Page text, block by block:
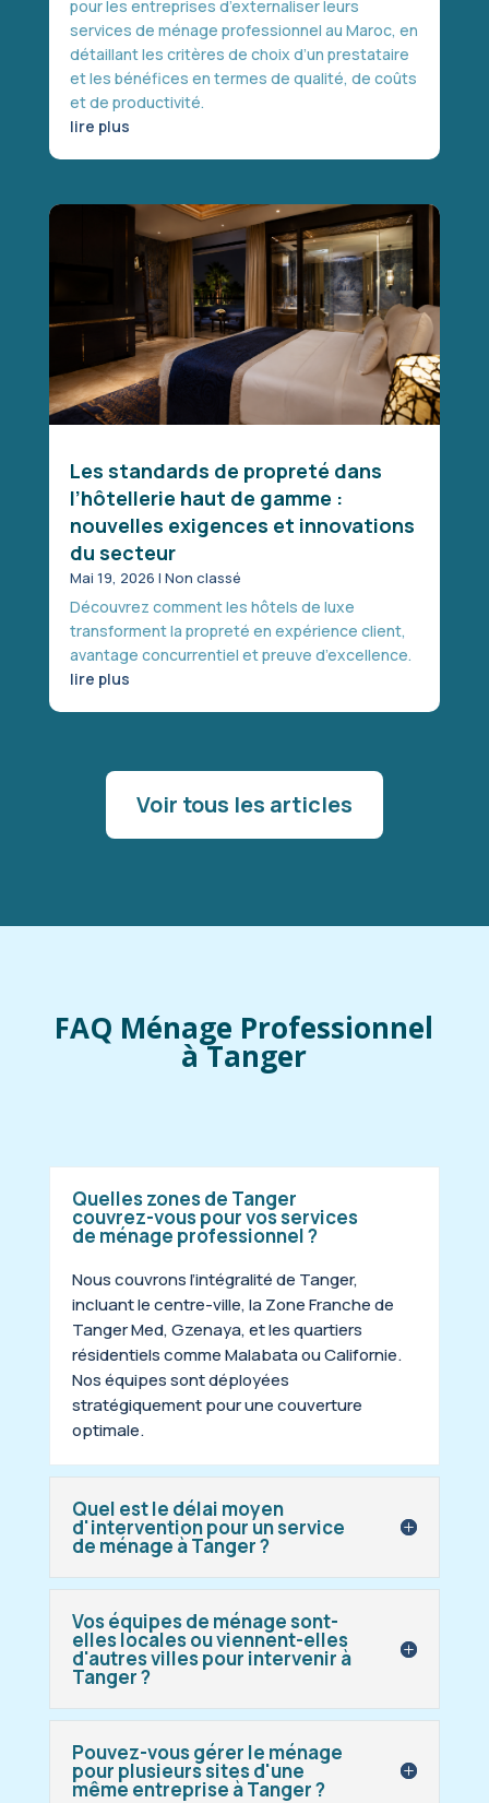
pour les entreprises d’externaliser leurs
services de ménage professionnel au Maroc, en
détaillant les critères de choix d’un prestataire
et les bénéfices en termes de qualité, de coûts
et de productivité.
lire plus
Les standards de propreté dans
l’hôtellerie haut de gamme :
nouvelles exigences et innovations
du secteur
Mai 19, 2026 | Non classé
Découvrez comment les hôtels de luxe
transforment la propreté en expérience client,
avantage concurrentiel et preuve d’excellence.
lire plus
Voir tous les articles
FAQ Ménage Professionnel
à Tanger
Quelles zones de Tanger
couvrez-vous pour vos services
de ménage professionnel ?
Nous couvrons l’intégralité de Tanger,
incluant le centre-ville, la Zone Franche de
Tanger Med, Gzenaya, et les quartiers
résidentiels comme Malabata ou Californie.
Nos équipes sont déployées
stratégiquement pour une couverture
optimale.
Quel est le délai moyen
d'intervention pour un service
de ménage à Tanger ?
Vos équipes de ménage sont-
elles locales ou viennent-elles
d'autres villes pour intervenir à
Tanger ?
Pouvez-vous gérer le ménage
pour plusieurs sites d'une
même entreprise à Tanger ?